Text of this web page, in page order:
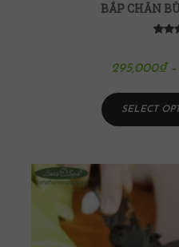
BẮP CHÂN
295,000₫–
SELECT